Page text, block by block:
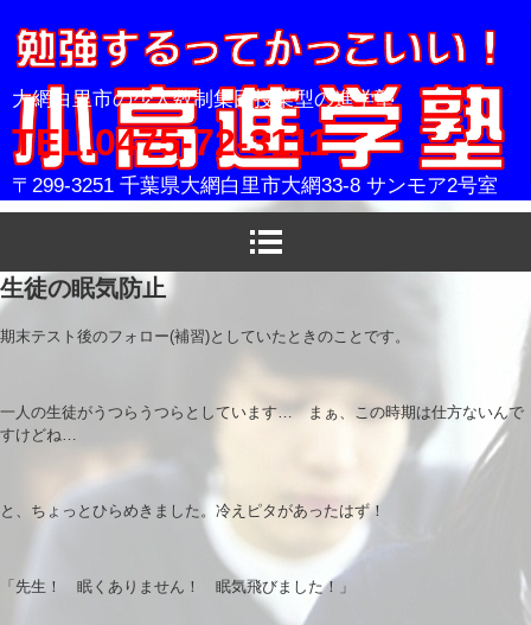
小高進学塾
大網白里市の少人数制集団授業型の進学塾
TEL.0475-72-3111
〒299-3251 千葉県大網白里市大網33-8 サンモア2号室
生徒の眠気防止
期末テスト後のフォロー(補習)としていたときのことです。
一人の生徒がうつらうつらとしています… まぁ、この時期は仕方ないんで
すけどね…
と、ちょっとひらめきました。冷えピタがあったはず！
「先生！ 眠くありません！ 眠気飛びました！」